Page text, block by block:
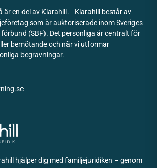
är en del av Klarahill. Klarahill består av
som är auktoriserade inom Sveriges
(SBF). Det personliga är centralt för
bemötande och när vi utformar
begravningar.
hjälper dig med familjejuridiken – genom